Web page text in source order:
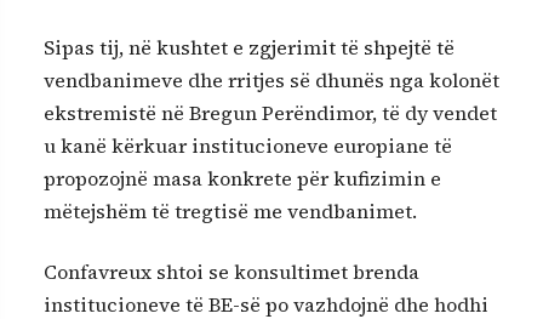
Sipas tij, në kushtet e zgjerimit të shpejtë të
vendbanimeve dhe rritjes së dhunës nga kolonët
ekstremistë në Bregun Perëndimor, të dy vendet
u kanë kërkuar institucioneve europiane të
propozojnë masa konkrete për kufizimin e
mëtejshëm të tregtisë me vendbanimet.
Confavreux shtoi se konsultimet brenda
institucioneve të BE-së po vazhdojnë dhe hodhi